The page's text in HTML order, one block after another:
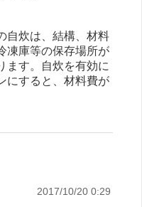
自炊は、結構、材料
凍庫等の保存場所が
ます。自炊を有効に
にすると、材料費が
2017/10/20 0:29